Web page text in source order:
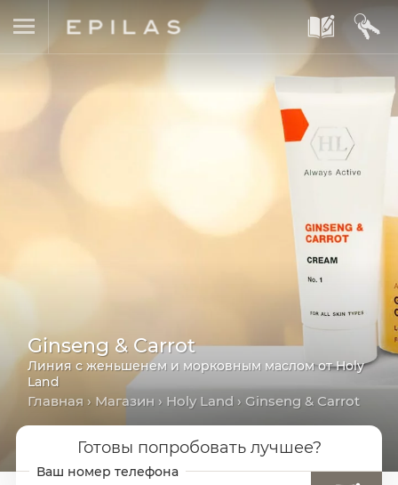
A B
Ginseng & Carrot
Линия с женьшенем и морковным маслом от Holy
Land
Главная › Магазин › Holy Land › Ginseng & Carrot
Готовы попробовать лучшее?